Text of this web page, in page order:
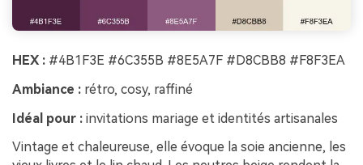
HEX : #4B1F3E #6C355B #8E5A7F #D8CBB8 #F8F3EA
Ambiance : rétro, cosy, raffiné
Idéal pour : invitations mariage et identités artisanales
Vintage et chaleureuse, elle évoque la soie ancienne, les